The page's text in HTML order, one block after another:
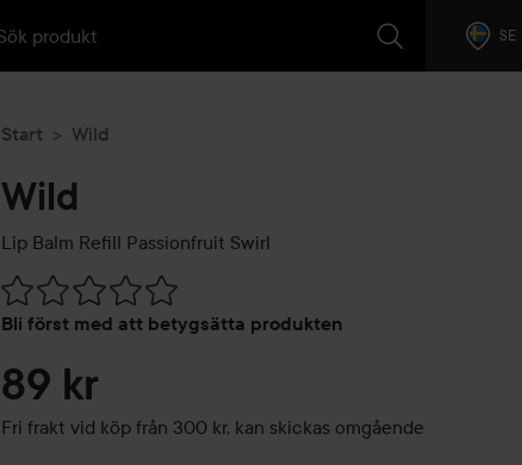
SE
Start Wild
Wild
Lip Balm Refill Passionfruit Swirl
Bli först med att betygsätta produkten
Hoppa till Betyg & kommentarer
89 kr
Fri frakt vid köp från 300 kr, kan skickas omgående